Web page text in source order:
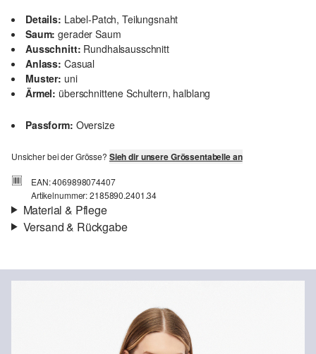
Details: Label-Patch, Teilungsnaht
Saum: gerader Saum
Ausschnitt: Rundhalsausschnitt
Anlass: Casual
Muster: uni
Ärmel: überschnittene Schultern, halblang
Passform: Oversize
Unsicher bei der Grösse? Sieh dir unsere Grössentabelle an
EAN: 4069898074407
Artikelnummer: 2185890.2401.34
Material & Pflege
Material: Baumwolle
Versand & Rückgabe
Deine Bestellung wird innerhalb von 4–5 Werktagen per SwissPost